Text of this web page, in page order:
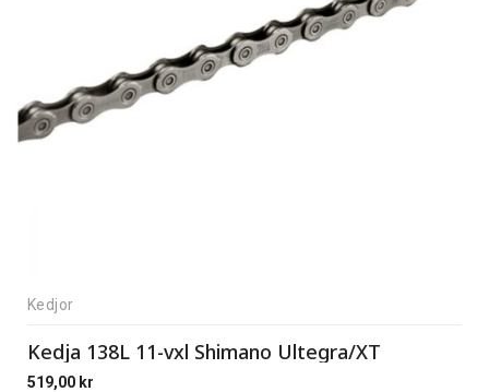
Kedjor
Kedja 138L 11-vxl Shimano Ultegra/XT
519,00 kr